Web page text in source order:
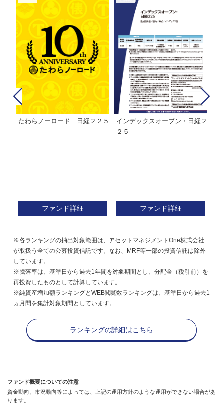
たわらノーロード 日経２２５
ファンド詳細
インデックスオープン・日経２
２５
ファンド詳細
※各ランキングの抽出対象範囲は、アセットマネジメントOne株式会社
が取扱う全ての公募投資信託です。なお、MRF等一部の投資信託は除外
しています。
※騰落率は、基準日から過去1年間を対象期間とし、分配金（税引前）を
再投資したものとして計算しています。
※純資産増加額ランキングとWEB閲覧数ランキングは、基準日から過去1
ヵ月間を集計対象期間としています。
ランキングの詳細はこちら
ファンド概要についての注意
資金動向、市況動向等によっては、上記の運用方針のような運用ができない場合があ
ります。